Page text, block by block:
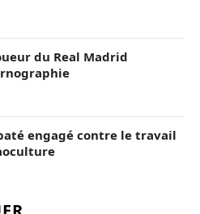
du Real Madrid
engagé contre le travail